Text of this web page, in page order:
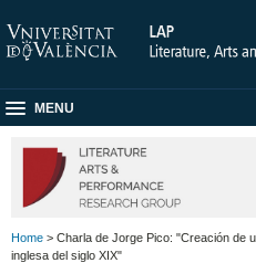
MENU
Home > Charla de Jorge Pico: "Creación de
inglesa del siglo XIX"